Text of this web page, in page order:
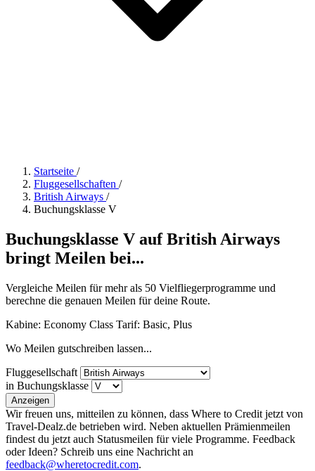
Startseite /
Fluggesellschaften /
British Airways /
Buchungsklasse V
Buchungsklasse V auf British Airways
bringt Meilen bei...
Vergleiche Meilen für mehr als 50 Vielfliegerprogramme und
berechne die genauen Meilen für deine Route.
Kabine: Economy Class Tarif: Basic, Plus
Wo Meilen gutschreiben lassen...
Fluggesellschaft
in Buchungsklasse
Anzeigen
Wir freuen uns, mitteilen zu können, dass Where to Credit jetzt von
Travel-Dealz.de betrieben wird. Neben aktuellen Prämienmeilen
findest du jetzt auch Statusmeilen für viele Programme. Feedback
oder Ideen? Schreib uns eine Nachricht an
feedback@wheretocredit.com.